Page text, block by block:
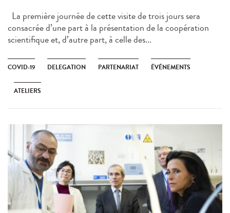
La première journée de cette visite de trois jours sera
consacrée d’une part à la présentation de la coopération
scientifique et, d’autre part, à celle des...
COVID-19 DELEGATION PARTENARIAT ÉVÉNEMENTS
ATELIERS